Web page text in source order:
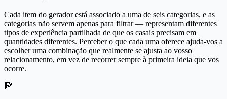
Cada item do gerador está associado a uma de seis categorias, e as
categorias não servem apenas para filtrar — representam diferentes
tipos de experiência partilhada de que os casais precisam em
quantidades diferentes. Perceber o que cada uma oferece ajuda-vos a
escolher uma combinação que realmente se ajusta ao vosso
relacionamento, em vez de recorrer sempre à primeira ideia que vos
ocorre.
🧗